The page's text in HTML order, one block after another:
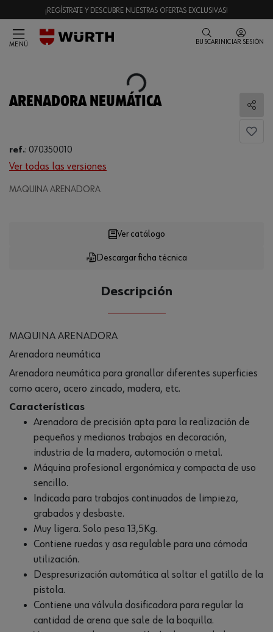
¡REGÍSTRATE Y DESCUBRE NUESTRAS OFERTAS EXCLUSIVAS!
MENÚ BUSCAR INICIAR SESIÓN
Loading...
ARENADORA NEUMÁTICA
ref.: 070350010
Ver todas las versiones
MAQUINA ARENADORA
Loading...
Descargar ficha técnica
Ver catálogo
Descripción
MAQUINA ARENADORA
Arenadora neumática
Arenadora neumática para granallar diferentes superficies
como acero, acero zincado, madera, etc.
Características
Arenadora de precisión apta para la realización de
pequeños y medianos trabajos en decoración,
industria de la madera, automoción o metal.
Máquina profesional ergonómica y compacta de uso
sencillo.
Indicada para trabajos continuados de limpieza,
grabados y desbaste.
Muy ligera. Solo pesa 13,5Kg.
Contiene ruedas y asa regulable para una cómoda
utilización.
Despresurización automática al soltar el gatillo de la
pistola.
Contiene una válvula dosificadora para regular la
cantidad de arena que sale de la boquilla.